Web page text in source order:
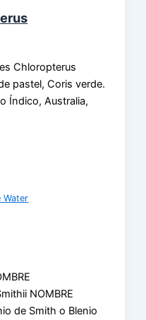
Chloropterus
pastel, Coris verde.
Índico, Australia,
Water
NOMBRE
de Smith o Blenio